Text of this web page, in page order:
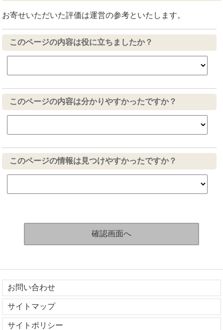
お寄せいただいた評価は運営の参考といたします。
このページの内容は役に立ちましたか？
このページの内容は分かりやすかったですか？
このページの情報は見つけやすかったですか？
お問い合わせ
サイトマップ
サイトポリシー